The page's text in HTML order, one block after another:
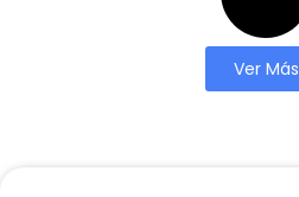
Ver Más